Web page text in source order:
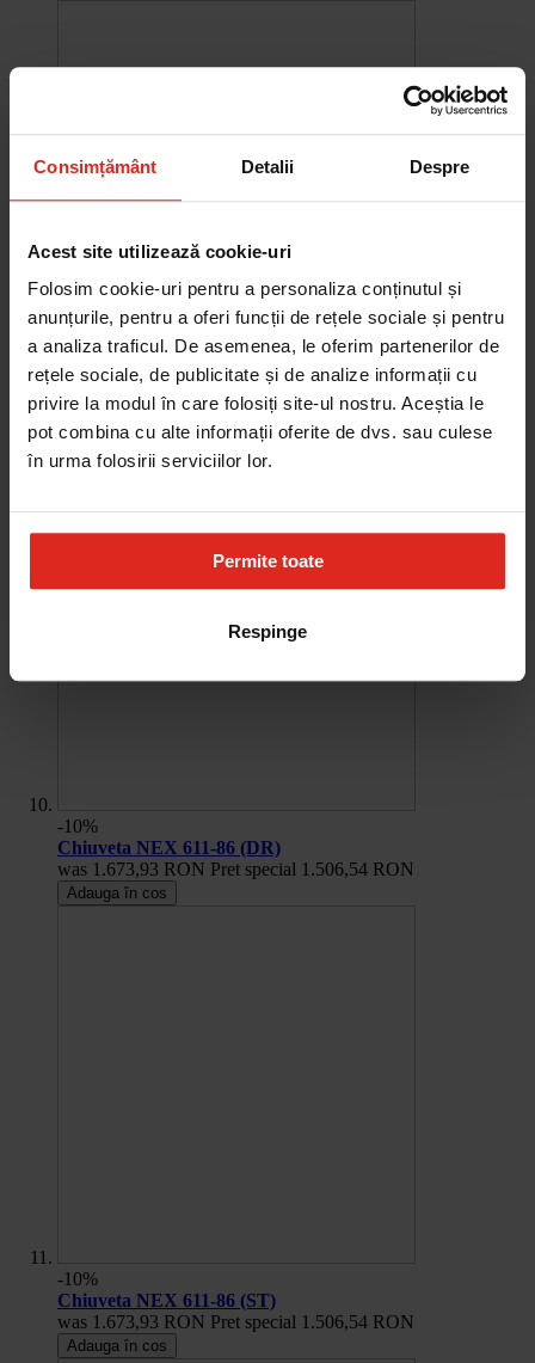
Consimțământ Detalii Despre
Acest site utilizează cookie-uri
Folosim cookie-uri pentru a personaliza conținutul și
anunțurile, pentru a oferi funcții de rețele sociale și pentru
a analiza traficul. De asemenea, le oferim partenerilor de
rețele sociale, de publicitate și de analize informații cu
privire la modul în care folosiți site-ul nostru. Aceștia le
pot combina cu alte informații oferite de dvs. sau culese
în urma folosirii serviciilor lor.
Permite toate
Respinge
-10%
Chiuveta Maris MRG 610-60
was 2.580,20 RON Pret special 2.322,18 RON
Adauga în cos
-10%
Chiuveta NEX 611-86 (DR)
was 1.673,93 RON Pret special 1.506,54 RON
Adauga în cos
-10%
Chiuveta NEX 611-86 (ST)
was 1.673,93 RON Pret special 1.506,54 RON
Adauga în cos